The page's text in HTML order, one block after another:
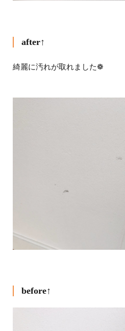
after↑
綺麗に汚れが取れました❁
before↑